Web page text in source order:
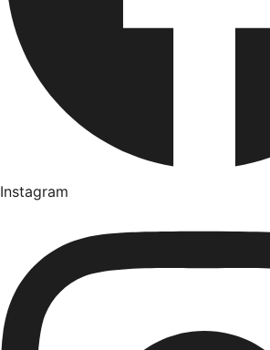
Instagram